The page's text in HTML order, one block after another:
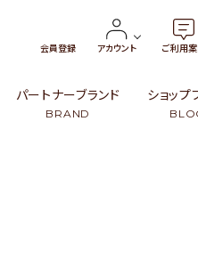
会員登録 アカウント ご利用
パートナーブランド
BRAND
ショップ